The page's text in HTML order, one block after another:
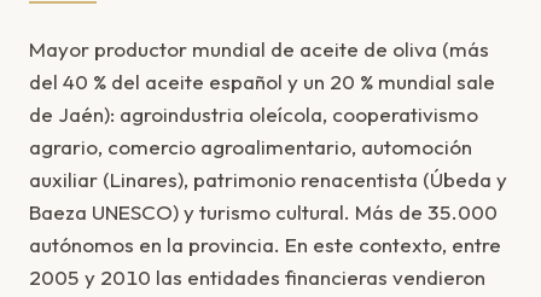
Mayor productor mundial de aceite de oliva (más
del 40 % del aceite español y un 20 % mundial sale
de Jaén): agroindustria oleícola, cooperativismo
agrario, comercio agroalimentario, automoción
auxiliar (Linares), patrimonio renacentista (Úbeda y
Baeza UNESCO) y turismo cultural. Más de 35.000
autónomos en la provincia. En este contexto, entre
2005 y 2010 las entidades financieras vendieron